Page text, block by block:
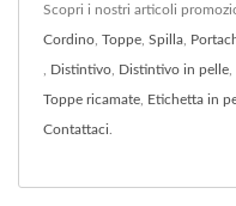
Scopri i nostri articoli
Cordino Toppe Spilla
Distintivo Distintivo in pelle
Toppe ricamate Etichetta in
Contattaci